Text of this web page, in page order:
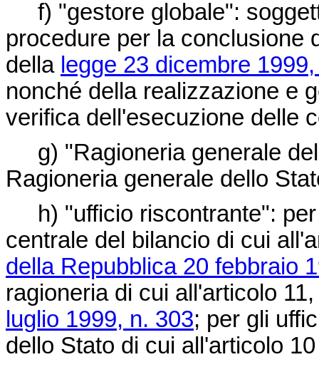
f) "gestore globale":
procedure per la conclusione
della legge 23 dicembre
nonché della realizzazione e
verifica dell'esecuzione delle
g) "Ragioneria generale
Ragioneria generale dello
h) "ufficio riscontrante": per
centrale del bilancio di cui
della Repubblica 20 febbraio
ragioneria di cui all'articolo
luglio 1999, n. 303; per gli
dello Stato di cui all'articolo